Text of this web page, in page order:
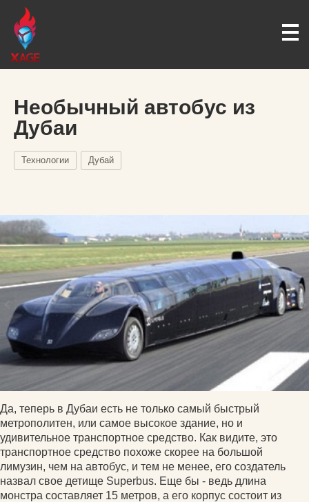
Необычный автобус из
Дубаи
Технологии Дубай
Да, теперь в Дубаи есть не только самый быстрый
метрополитен, или самое высокое здание, но и
удивительное транспортное средство. Как видите, это
транспортное средство похоже скорее на большой
лимузин, чем на автобус, и тем не менее, его создатель
назвал свое детище Superbus. Еще бы - ведь длина
монстра составляет 15 метров, а его корпус состоит из